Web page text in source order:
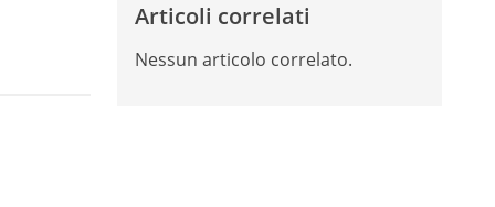
Articoli correlati
Nessun articolo correlato.